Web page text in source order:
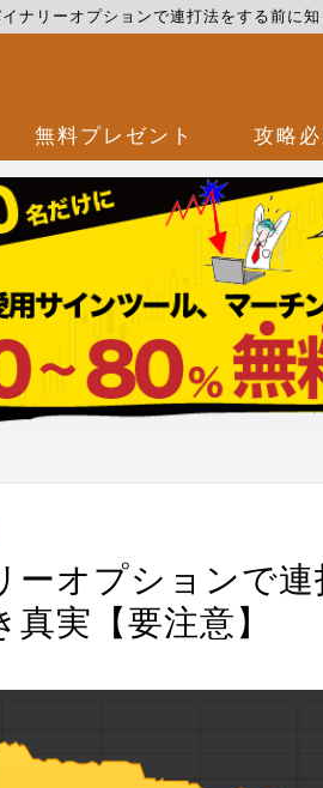
ナリーオプションで連打法をする前に
無料プレゼント 攻略
ーオプションで
真実【要注意】